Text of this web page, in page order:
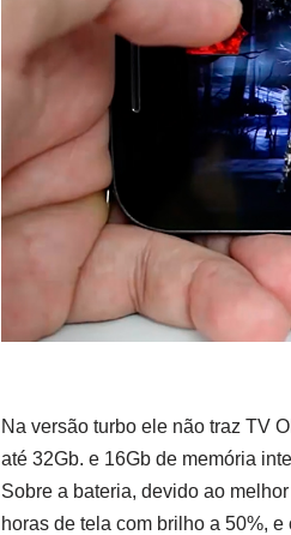
Na versão turbo ele não traz TV
até 32Gb. e 16Gb de memória
Sobre a bateria, devido ao
horas de tela com brilho a 50%,